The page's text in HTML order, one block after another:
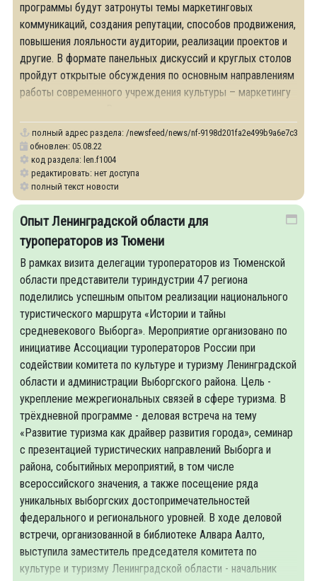
программы будут затронуты темы маркетинговых
коммуникаций, создания репутации, способов продвижения,
повышения лояльности аудитории, реализации проектов и
другие. В формате панельных дискуссий и круглых столов
пройдут открытые обсуждения по основным направлениям
работы современного учреждения культуры – маркетингу
полный адрес раздела: /newsfeed/news/nf-
обновлен: 05.08.22
код раздела: len.f1004
редактировать: нет доступа
полный текст новости
Опыт Ленинградской области для
туроператоров из Тюмени
В рамках визита делегации туроператоров из Тюменской
области представители туриндустрии 47 региона
поделились успешным опытом реализации национального
туристического маршрута «Истории и тайны
средневекового Выборга». Мероприятие организовано по
инициативе Ассоциации туроператоров России при
содействии комитета по культуре и туризму Ленинградской
области и администрации Выборгского района. Цель -
укрепление межрегиональных связей в сфере туризма. В
трёхдневной программе - деловая встреча на тему
«Развитие туризма как драйвер развития города», семинар
с презентацией туристических направлений Выборга и
района, событийных мероприятий, в том числе
всероссийского значения, а также посещение ряда
уникальных выборгских достопримечательностей
федерального и регионального уровней. В ходе деловой
встречи, организованной в библиотеке Алвара Аалто,
выступила заместитель председателя комитета по
культуре и туризму Ленинградской области - начальник